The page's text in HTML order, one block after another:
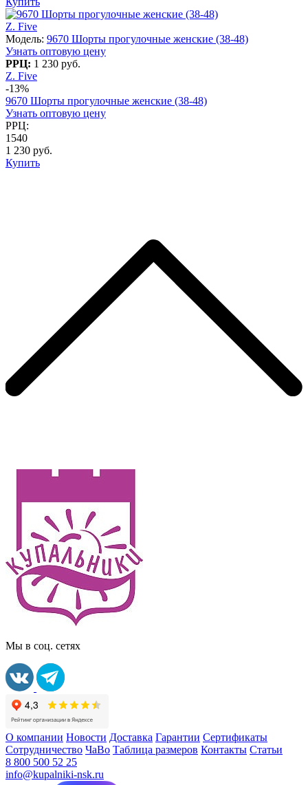
Z. Five
Модель: 9670 Шорты прогулочные женские (38-48)
Узнать оптовую цену
РРЦ: 1 230 руб.
Z. Five
-13%
9670 Шорты прогулочные женские (38-48)
Узнать оптовую цену
РРЦ:
1540
1 230 руб.
Купить
Мы в соц. сетях
О компании Новости Доставка Гарантии Сертификаты
Сотрудничество ЧаВо Таблица размеров Контакты Статьи
8 800 500 52 25
info@kupalniki-nsk.ru